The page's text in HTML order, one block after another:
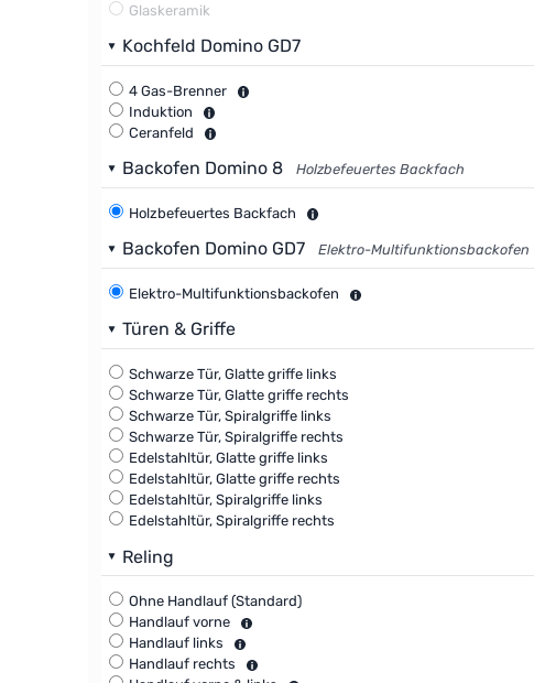
Glaskeramik
Kochfeld Domino GD7
4 Gas-Brenner
Induktion
Ceranfeld
Backofen Domino 8 Holzbefeuertes Backfach
Holzbefeuertes Backfach
Backofen Domino GD7 Elektro-Multifunktionsbackofen
Elektro-Multifunktionsbackofen
Türen & Griffe
Schwarze Tür, Glatte griffe links
Schwarze Tür, Glatte griffe rechts
Schwarze Tür, Spiralgriffe links
Schwarze Tür, Spiralgriffe rechts
Edelstahltür, Glatte griffe links
Edelstahltür, Glatte griffe rechts
Edelstahltür, Spiralgriffe links
Edelstahltür, Spiralgriffe rechts
Reling
Ohne Handlauf (Standard)
Handlauf vorne
Handlauf links
Handlauf rechts